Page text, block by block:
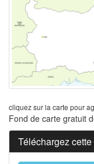
cliquez sur la carte pour
Fond de carte gratuit
Téléchargez